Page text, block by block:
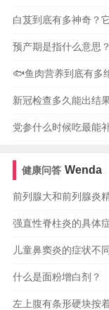
白芨到底有多神奇？
预产期是指什么意思
🐟鱼肉营养到底有多
新冠检查多久能出结
党参什么时候吃最能
健康问答 Wenda
前列腺大和前列腺炎
强直性脊柱炎的具体
儿童鼻窦炎的症状不
什么是面粉增白剂？
左上腹有条形硬块按